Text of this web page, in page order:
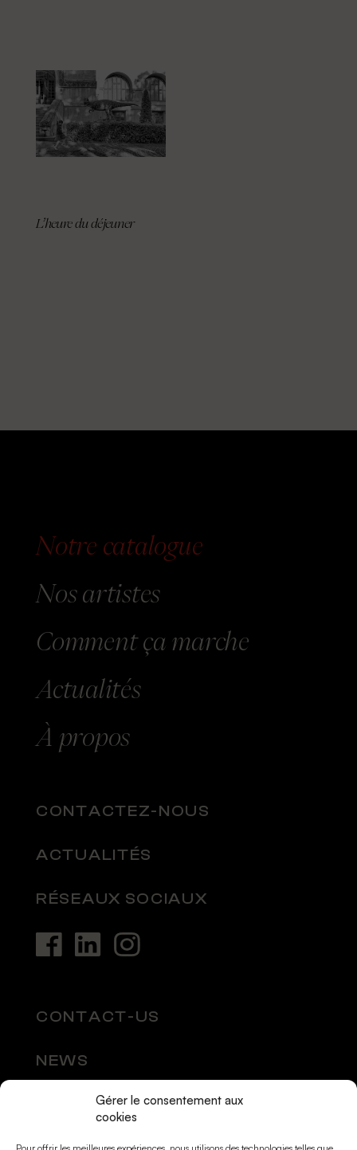
Gérer le consentement aux
cookies
L’heure du déjeuner
Notre catalogue
Nosartistes
Commentça marche
Actualités
À propos
CONTACTEZ-NOUS
ACTUALITÉS
RÉSEAUX SOCIAUX
CONTACT-US
NEWS
SOCIAL MEDIA